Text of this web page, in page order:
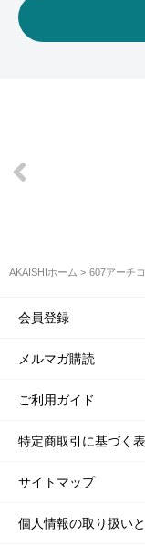
AKAISHIホーム 607アーチ
会員登録
メルマガ購読
ご利用ガイド
特定商取引に基づく
サイトマップ
個人情報の取り扱い